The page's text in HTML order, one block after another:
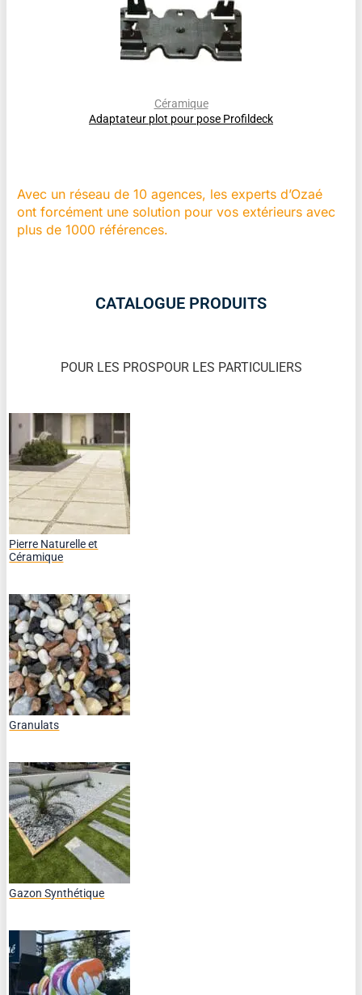
Céramique
Adaptateur plot pour pose Profildeck
Avec un réseau de 10 agences, les experts d’Ozaé
ont forcément une solution pour vos extérieurs avec
plus de 1000 références.
CATALOGUE PRODUITS
POUR LES PROSPOUR LES PARTICULIERS
Pierre Naturelle et
Céramique
Granulats
Gazon Synthétique